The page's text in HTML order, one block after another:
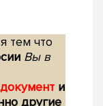
тем что
Вы в
и
другие